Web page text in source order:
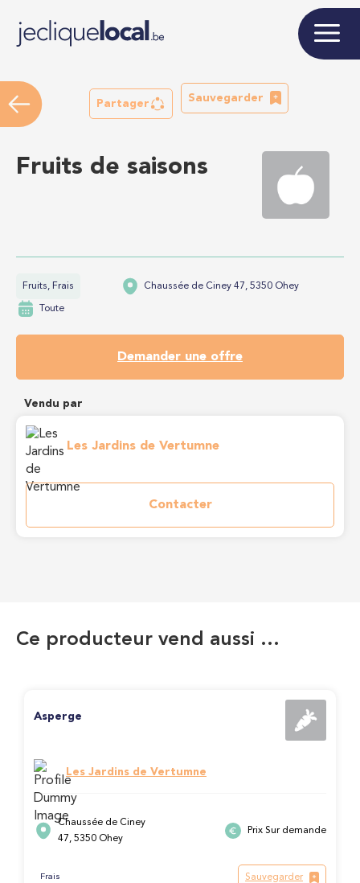
Partager
Sauvegarder
Fruits de saisons
Fruits, Frais Chaussée de Ciney 47, 5350 Ohey
Toute
Demander une offre
Vendu par
Les Jardins de Vertumne
Contacter
Ce producteur vend aussi …
Asperge
Les Jardins de Vertumne
Chaussée de Ciney
47, 5350 Ohey
Prix Sur demande
Frais Sauvegarder